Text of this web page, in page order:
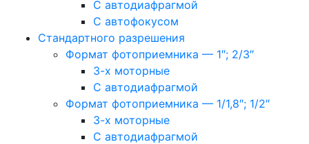
С автодиафрагмой
С автофокусом
Стандартного разрешения
Формат фотоприемника — 1″; 2/3″
3-х моторные
С автодиафрагмой
Формат фотоприемника — 1/1,8″; 1/2″
3-х моторные
С автодиафрагмой